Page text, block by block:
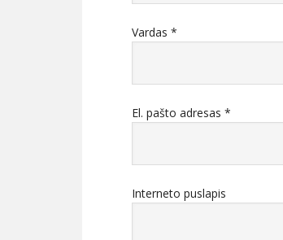
Vardas *
El. pašto adresas *
Interneto puslapis